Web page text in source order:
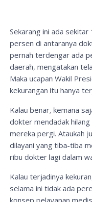
Sekarang ini ada
persen di antaranya
pernah terdengar ada
daerah, mengatakan
Maka ucapan Wakil
kekurangan itu hanya
Kalau benar, kemana
dokter mendadak
mereka pergi. Ataukah
dilayani yang tiba-tiba
ribu dokter lagi dalam
Kalau terjadinya
selama ini tidak ada
konsep pelayanan